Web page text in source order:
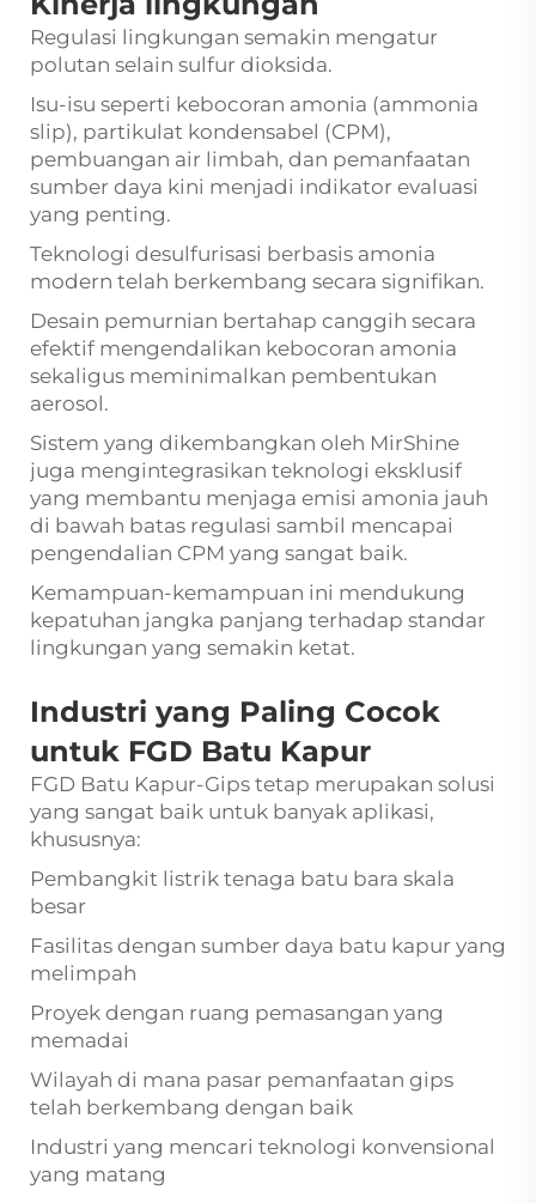
Regulasi lingkungan semakin mengatur
polutan selain sulfur dioksida.
Isu-isu seperti kebocoran amonia (ammonia
slip), partikulat kondensabel (CPM),
pembuangan air limbah, dan pemanfaatan
sumber daya kini menjadi indikator evaluasi
yang penting.
Teknologi desulfurisasi berbasis amonia
modern telah berkembang secara signifikan.
Desain pemurnian bertahap canggih secara
efektif mengendalikan kebocoran amonia
sekaligus meminimalkan pembentukan
aerosol.
Sistem yang dikembangkan oleh MirShine
juga mengintegrasikan teknologi eksklusif
yang membantu menjaga emisi amonia jauh
di bawah batas regulasi sambil mencapai
pengendalian CPM yang sangat baik.
Kemampuan-kemampuan ini mendukung
kepatuhan jangka panjang terhadap standar
lingkungan yang semakin ketat.
Industri yang Paling Cocok
untuk FGD Batu Kapur
FGD Batu Kapur-Gips tetap merupakan solusi
yang sangat baik untuk banyak aplikasi,
khususnya:
Pembangkit listrik tenaga batu bara skala
besar
Fasilitas dengan sumber daya batu kapur yang
melimpah
Proyek dengan ruang pemasangan yang
memadai
Wilayah di mana pasar pemanfaatan gips
telah berkembang dengan baik
Industri yang mencari teknologi konvensional
yang matang